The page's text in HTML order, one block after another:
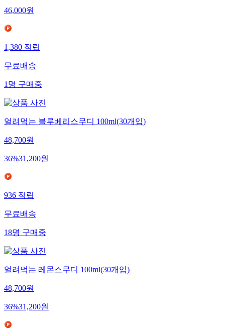
46,000원
1,380적립
무료배송
1명구매중
얼려먹는 블루베리스무디 100ml(30개입)
48,700원
36%31,200원
936적립
무료배송
18명구매중
얼려먹는 레몬스무디 100ml(30개입)
48,700원
36%31,200원